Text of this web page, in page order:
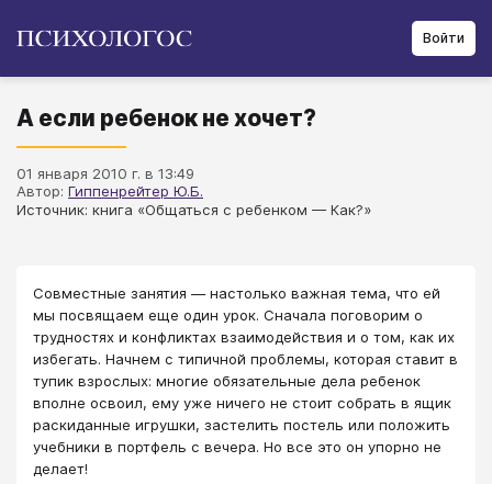
Войти
А если ребенок не хочет?
01 января 2010 г. в 13:49
Автор: Гиппенрейтер Ю.Б.
Источник: книга «Общаться с ребенком — Как?»
​​​​​​​Совместные занятия — настолько важная тема, что ей
мы посвящаем еще один урок. Сначала поговорим о
трудностях и конфликтах взаимодействия и о том, как их
избегать. Начнем с типичной проблемы, которая ставит в
тупик взрослых: многие обязательные дела ребенок
вполне освоил, ему уже ничего не стоит собрать в ящик
раскиданные игрушки, застелить постель или положить
учебники в портфель с вечера. Но все это он упорно не
делает!